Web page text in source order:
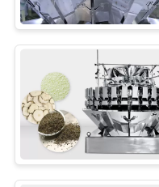
التعبئة
والتغليف